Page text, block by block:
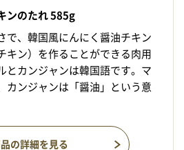
ンのたれ 585g
で、韓国風にんにく醤油チキン
キン）を作ることができる肉用
カンジャンは韓国語です。マ
カンジャンは「醤油」という意
の詳細を見る